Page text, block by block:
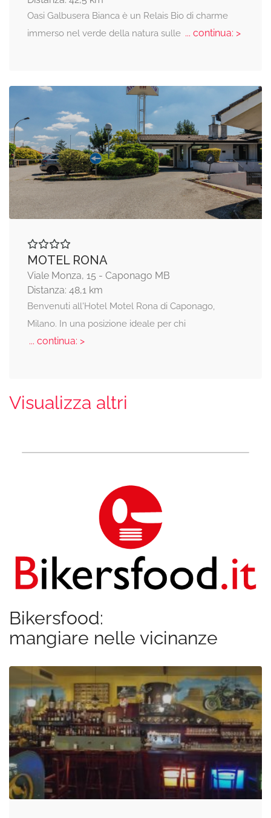
Oasi Galbusera Bianca è un Relais Bio di charme
immerso nel verde della natura sulle... continua: >
MOTEL RONA
Viale Monza, 15 - Caponago MB
Distanza: 48,1 km
Benvenuti all'Hotel Motel Rona di Caponago,
Milano. In una posizione ideale per chi
... continua: >
Visualizza altri
Bikersfood:
mangiare nelle vicinanze